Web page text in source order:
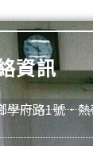
資訊
學府路1號．